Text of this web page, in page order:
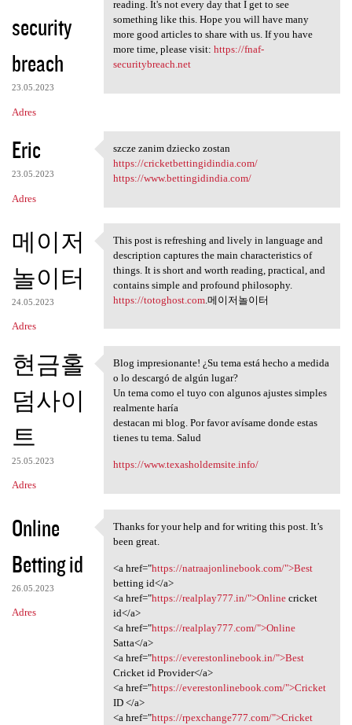
security
breach
23.05.2023
Adres
reading. It's not every day that I get to see
something like this. Hope you will have many
more good articles to share with us. If you have
more time, please visit: https://fnaf-
securitybreach.net
Eric
23.05.2023
Adres
szcze zanim dziecko zostan
szcze zanim dziecko zostan
https://cricketbettingidindia.com/
https://www.bettingidindia.com/
메이저
놀이터
24.05.2023
Adres
This post is refreshing and
This post is refreshing and lively in language and
description captures the main characteristics of
things. It is short and worth reading, practical, and
contains simple and profound philosophy.
https://totoghost.com.메이저놀이터
현금홀
덤사이
트
25.05.2023
Adres
Blog impresionante! ¿Su tema
Blog impresionante! ¿Su tema está hecho a medida
o lo descargó de algún lugar?
Un tema como el tuyo con algunos ajustes simples
realmente haría
destacan mi blog. Por favor avísame donde estas
tienes tu tema. Salud
https://www.texasholdemsite.info/
Online
Betting id
26.05.2023
Adres
Thanks for your help and for
Thanks for your help and for writing this post. It’s
been great.
<a href="https://natraajonlinebook.com/">Best
betting id</a>
<a href="https://realplay777.in/">Onlinecricket
id</a>
<a href="https://realplay777.com/">Online
Satta</a>
<a href="https://everestonlinebook.in/">Best
Cricket id Provider</a>
<a href="https://everestonlinebook.com/">Cricket
ID </a>
<a href="https://rpexchange777.com/">Cricket